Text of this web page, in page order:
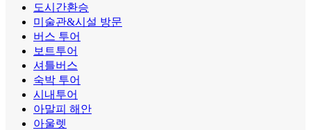
도시간환승
미술관&시설 방문
버스 투어
보트투어
셔틀버스
숙박 투어
시내투어
아말피 해안
아울렛